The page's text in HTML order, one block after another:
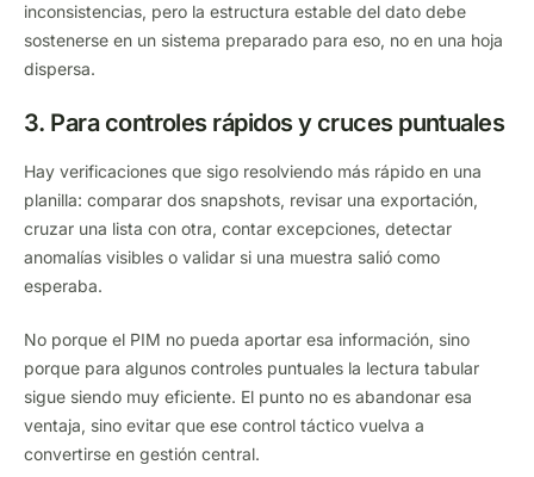
inconsistencias, pero la estructura estable del dato debe
sostenerse en un sistema preparado para eso, no en una hoja
dispersa.
3. Para controles rápidos y cruces puntuales
Hay verificaciones que sigo resolviendo más rápido en una
planilla: comparar dos snapshots, revisar una exportación,
cruzar una lista con otra, contar excepciones, detectar
anomalías visibles o validar si una muestra salió como
esperaba.
No porque el PIM no pueda aportar esa información, sino
porque para algunos controles puntuales la lectura tabular
sigue siendo muy eficiente. El punto no es abandonar esa
ventaja, sino evitar que ese control táctico vuelva a
convertirse en gestión central.